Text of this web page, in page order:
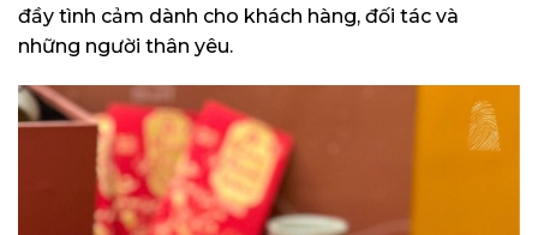
đầy tình cảm dành cho khách hàng, đối tác và
những người thân yêu.